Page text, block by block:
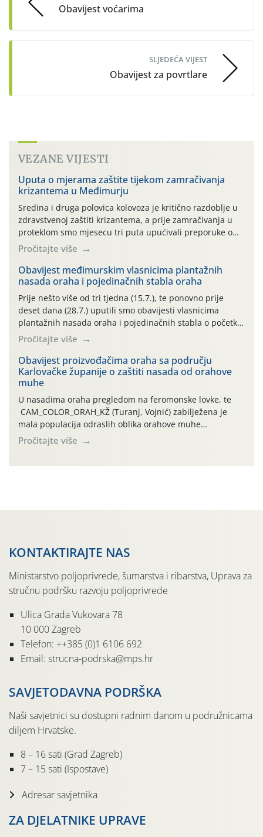
Obavijest voćarima
SLJEDEĆA VIJEST
Obavijest za povrtlare
VEZANE VIJESTI
Uputa o mjerama zaštite tijekom zamračivanja
krizantema u Međimurju
Sredina i druga polovica kolovoza je kritično razdoblje u
zdravstvenoj zaštiti krizantema, a prije zamračivanja u
proteklom smo mjesecu tri puta upućivali preporuke o
preventivnim mjerama zaštite krizantema od najčešćih
uzročnika bolesti, štetnika i fito-fagnih grinja (23.7., 14.7.,
06.7.)! Na početku ovog mjeseca je zabilježeno je
povijesno i ekstremno vruće meteorološko razdoblje, uz
najviše temperature […]
Pročitajte više
Obavijest međimurskim vlasnicima plantažnih
nasada oraha i pojedinačnih stabla oraha
Prije nešto više od tri tjedna (15.7.), te ponovno prije
deset dana (28.7.) uputili smo obavijesti vlasnicima
plantažnih nasada oraha i pojedinačnih stabla o početku
leta i ovogodišnjoj potrebi usmjerenog suzbijanja
orahove muhe (Rhagoletis completa)! Već dvanaest dana
traje drugi ovogodišnji “toplinski udar”, koji naročito
izražen zadnja šest dana (31.7.-05.8.), jer najviše
temperature zraka svakodnevno […]
Pročitajte više
Obavijest proizvođačima oraha sa području
Karlovačke županije o zaštiti nasada od orahove
muhe
U nasadima oraha pregledom na feromonske lovke, te
CAM_COLOR_ORAH_KŽ (Turanj, Vojnić) zabilježena je
mala populacija odraslih oblika orahove muhe
(Rhagoletis completa). Niska brojnost može se objasniti
činjenicom da je riječ o mladim nasadima s vrlo malim
Pročitajte više
KONTAKTIRAJTE NAS
Ministarstvo poljoprivrede, šumarstva i ribarstva, Uprava za
stručnu podršku razvoju poljoprivrede
Ulica Grada Vukovara 78
10 000 Zagreb
Telefon: ++385 (0)1 6106 692
Email: strucna-podrska@mps.hr
SAVJETODAVNA PODRŠKA
Naši savjetnici su dostupni radnim danom u podružnicama
diljem Hrvatske.
8 – 16 sati (Grad Zagreb)
7 – 15 sati (Ispostave)
Adresar savjetnika
ZA DJELATNIKE UPRAVE